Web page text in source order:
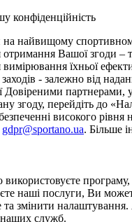
конфіденційність
найвищому
отримання Вашої згоди –
їхньої
- залежно від
партнерами,
згоду, перейдіть до
високого
gdpr@sportano.ua. Більше
використовуєте
наші послуги, Ви
та змінити
наших служб.